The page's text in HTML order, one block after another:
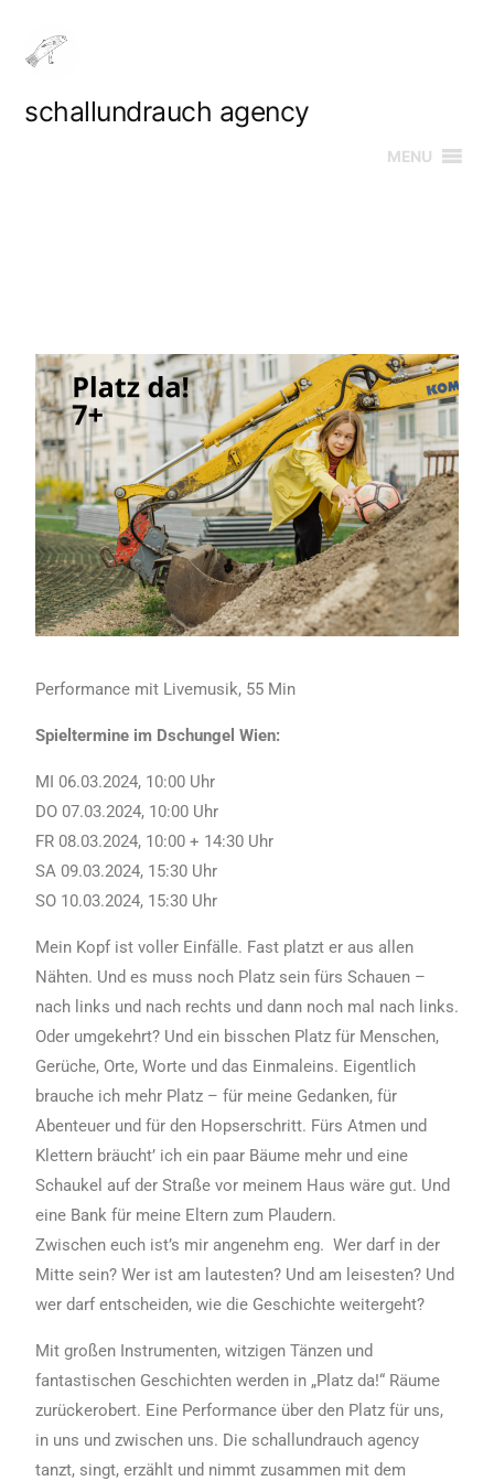
schallundrauch agency
MENU
Performance mit Livemusik, 55 Min
Spieltermine im Dschungel Wien:
MI 06.03.2024, 10:00 Uhr
DO 07.03.2024, 10:00 Uhr
FR 08.03.2024, 10:00 + 14:30 Uhr
SA 09.03.2024, 15:30 Uhr
SO 10.03.2024, 15:30 Uhr
Mein Kopf ist voller Einfälle. Fast platzt er aus allen
Nähten. Und es muss noch Platz sein fürs Schauen –
nach links und nach rechts und dann noch mal nach links.
Oder umgekehrt? Und ein bisschen Platz für Menschen,
Gerüche, Orte, Worte und das Einmaleins. Eigentlich
brauche ich mehr Platz – für meine Gedanken, für
Abenteuer und für den Hopserschritt. Fürs Atmen und
Klettern bräuchtʼ ich ein paar Bäume mehr und eine
Schaukel auf der Straße vor meinem Haus wäre gut. Und
eine Bank für meine Eltern zum Plaudern.
Zwischen euch ist’s mir angenehm eng. Wer darf in der
Mitte sein? Wer ist am lautesten? Und am leisesten? Und
wer darf entscheiden, wie die Geschichte weitergeht?
Mit großen Instrumenten, witzigen Tänzen und
fantastischen Geschichten werden in „Platz da!“ Räume
zurückerobert. Eine Performance über den Platz für uns,
in uns und zwischen uns. Die schallundrauch agency
tanzt, singt, erzählt und nimmt zusammen mit dem